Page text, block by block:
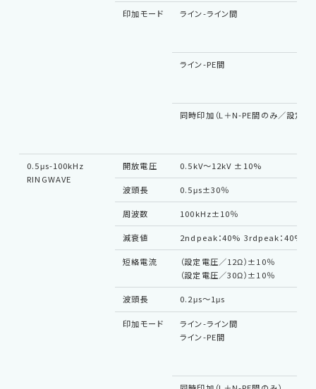
印加モード ライン-ライン間
ライン-PE間
同時印加（L＋N-PE間のみ／設定電
0.5μs-100kHz
RINGWAVE
開放電圧 0.5kV～12kV ±10%
波頭長 0.5μs±30％
周波数 100kHz±10％
減衰値 2ndpeak：40% 3rdpeak：40%
短絡電流
（設定電圧／12Ω）±10％
（設定電圧／30Ω）±10％
波頭長 0.2μs～1μs
印加モード
ライン-ライン間
ライン-PE間